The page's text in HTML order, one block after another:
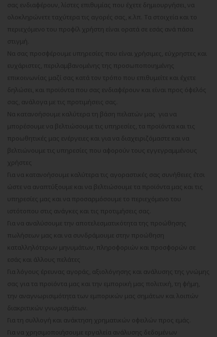
σας ενδιαφέρουν, λίστες επιθυμίας που έχετε δημιουργήσει, να
ολοκληρώνετε ταχύτερα τις αγορές σας, κ.λπ. Τα στοιχεία και το
περιεχόμενο του προφίλ χρήστη είναι ορατά σε εσάς ανά πάσα
στιγμή.
Να σας προσφέρουμε υπηρεσίες που είναι χρήσιμες, εύχρηστες και
ευχάριστες, περιλαμβανομένης της προσωποποιημένης
επικοινωνίας μαζί σας κατά τον τρόπο που επιθυμείτε και έχετε
δηλώσει, και προϊόντα που σας ενδιαφέρουν και είναι προς όφελός
σας, ανάλογα με τις προτιμήσεις σας.
Να κατανοήσουμε καλύτερα τη βάση πελατών μας για να
μπορέσουμε να βελτιώσουμε τις υπηρεσίες, τα προϊόντα και τις
προωθητικές μας ενέργειες και για να διαχειριζόμαστε και να
βελτιώνουμε τις υπηρεσίες που αφορούν τους εγγεγραμμένους
χρήστες
Για να κατανοήσουμε καλύτερα τις αγοραστικές σας συνήθειες έτσι
ώστε να αναπτύξουμε και να βελτιώσουμε τα προϊόντα μας και τις
υπηρεσίες μας και να προσαρμόσουμε το περιεχόμενο του
ιστότοπου στις ανάγκες και τις προτιμήσεις σας.
Για να αναλύσουμε την αποτελεσματικότητα της προώθησης
πωλήσεων μας και να συνδράμουμε στην προώθηση
καταλληλότερων μηνυμάτων, πληροφοριών και προσφορών σε
εσάς και άλλους πελάτες
Για λόγους έρευνας αγοράς, αξιολόγησης και ανάλυσης της γνώμης
σας για τα προϊόντα μας και την εμπορική μας πολιτική, τη φήμη,
την αναγνωρισιμότητα των εμπορικών μας σημάτων και λοιπών
διακριτικών γνωρισμάτων.
Για τη συλλογή και ανάκτηση χρηματικών οφειλών προς εμάς.
Για να χρησιμοποιήσουμε εργαλεία ανάλυσης δεδομένων